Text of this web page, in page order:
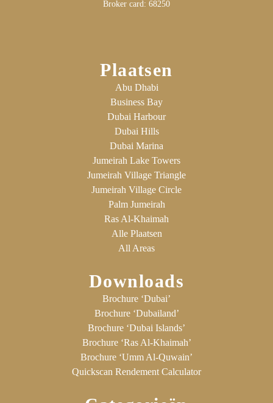
Broker card: 68250
Plaatsen
Abu Dhabi
Business Bay
Dubai Harbour
Dubai Hills
Dubai Marina
Jumeirah Lake Towers
Jumeirah Village Triangle
Jumeirah Village Circle
Palm Jumeirah
Ras Al-Khaimah
Alle Plaatsen
All Areas
Downloads
Brochure ‘Dubai’
Brochure ‘Dubailand’
Brochure ‘Dubai Islands’
Brochure ‘Ras Al-Khaimah’
Brochure ‘Umm Al-Quwain’
Quickscan Rendement Calculator